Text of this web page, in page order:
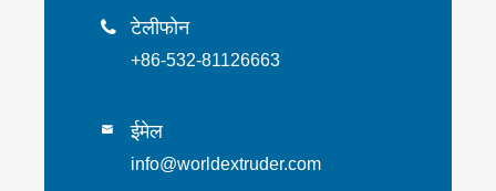
 टेलीफोन
+86-532-81126663
 ईमेल
info@worldextruder.com